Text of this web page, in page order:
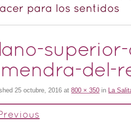
del-
25 octubre, 2016 at800 × 350 in La